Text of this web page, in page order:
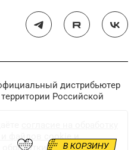
В КОРЗИНУ
дистрибьютер
Российской
и файлов cookieи